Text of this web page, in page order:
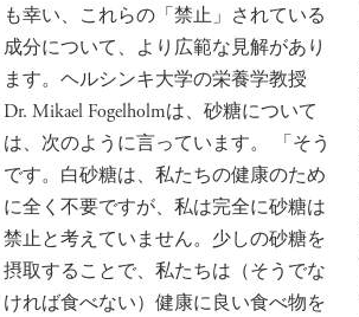
も幸い、これらの「禁止」されている
成分について、より広範な見解があり
ます。ヘルシンキ大学の栄養学教授
Dr. Mikael Fogelholmは、砂糖について
は、次のように言っています。 「そう
です。白砂糖は、私たちの健康のため
に全く不要ですが、私は完全に砂糖は
禁止と考えていません。少しの砂糖を
摂取することで、私たちは（そうでな
ければ食べない）健康に良い食べ物を